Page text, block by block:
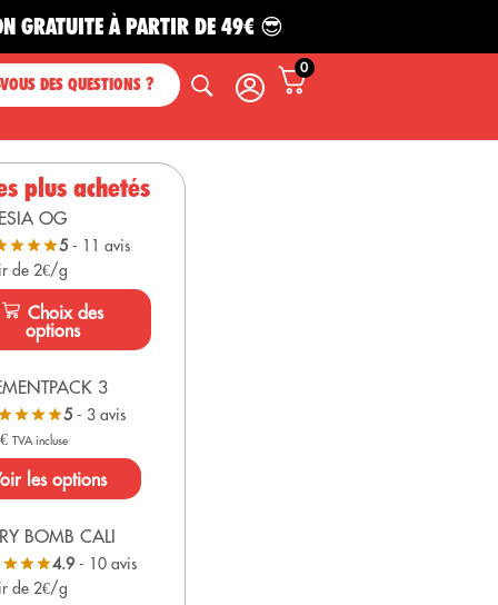
À PARTIR DE 49€ 😎
DES QUESTIONS ?
0
plus achetés
OG
5 - 11 avis
de 2€/g
Choix des
options
3
5 - 3 avis
€ TVA incluse
les options
BOMB CALI
4.9- 10 avis
de 2€/g